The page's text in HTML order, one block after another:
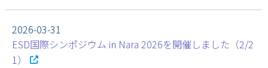
2026-03-31
ESD国際シンポジウム in Nara 2026を開催しました（2/2
1）